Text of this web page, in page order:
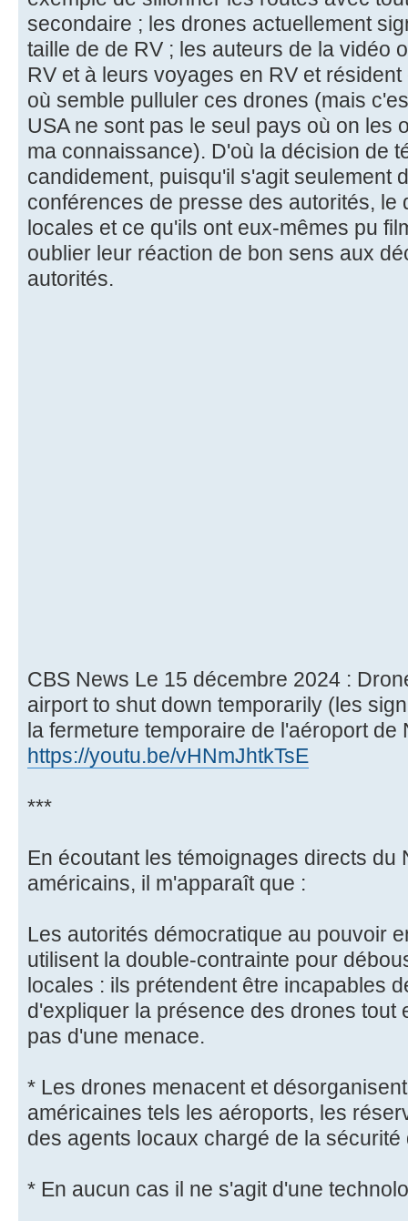
secondaire ; les drones actuellement
taille de de RV ; les auteurs de la vidéo
RV et à leurs voyages en RV et
où semble pulluler ces drones (mais
USA ne sont pas le seul pays où on les
ma connaissance). D'où la décision de
candidement, puisqu'il s'agit seulement
conférences de presse des autorités, le
locales et ce qu'ils ont eux-mêmes pu
oublier leur réaction de bon sens aux
autorités.
CBS News Le 15 décembre 2024 :
airport to shut down temporarily (les
la fermeture temporaire de l'aéroport de
https://youtu.be/vHNmJhtkTsE
***
En écoutant les témoignages directs
américains, il m'apparaît que :
Les autorités démocratique au pouvoir
utilisent la double-contrainte pour
locales : ils prétendent être incapables
d'expliquer la présence des drones tout
pas d'une menace.
* Les drones menacent et
américaines tels les aéroports, les
des agents locaux chargé de la sécurité
* En aucun cas il ne s'agit d'une